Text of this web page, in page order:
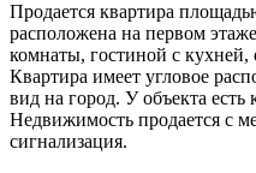
Продается квартира
расположена на первом
комнаты, гостиной с
Квартира имеет угловое
вид на город. У объекта
Недвижимость продается с
сигнализация.